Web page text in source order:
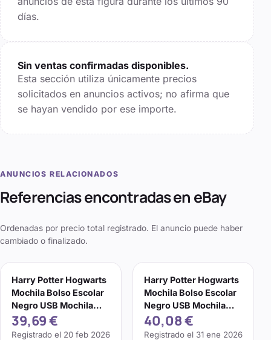
días.
Sin ventas confirmadas disponibles.
Esta sección utiliza únicamente precios
solicitados en anuncios activos; no afirma que
se hayan vendido por ese importe.
ANUNCIOS RELACIONADOS
Referencias encontradas en eBay
Ordenadas por precio total registrado. El anuncio puede haber
cambiado o finalizado.
Harry Potter Hogwarts
Mochila Bolso Escolar
Negro USB Mochila
Viaje Bolso para
Laptop
39,69 €
Registrado el 20 feb 2026
Harry Potter Hogwarts
Mochila Bolso Escolar
Negro USB Mochila
Viaje Bolso para
Laptop
40,08 €
Registrado el 31 ene 2026